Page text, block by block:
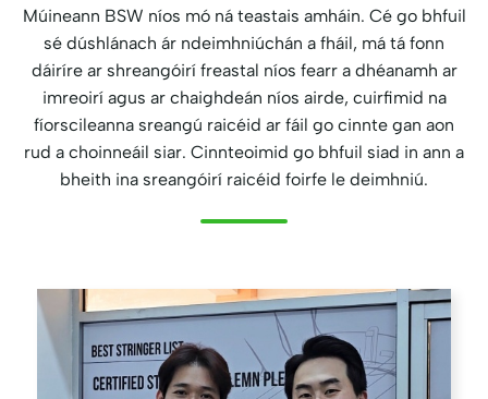
Múineann BSW níos mó ná teastais amháin. Cé go bhfuil
sé dúshlánach ár ndeimhniúchán a fháil, má tá fonn
dáiríre ar shreangóirí freastal níos fearr a dhéanamh ar
imreoirí agus ar chaighdeán níos airde, cuirfimid na
fíorscileanna sreangú raicéid ar fáil go cinnte gan aon
rud a choinneáil siar. Cinnteoimid go bhfuil siad in ann a
bheith ina sreangóirí raicéid foirfe le deimhniú.